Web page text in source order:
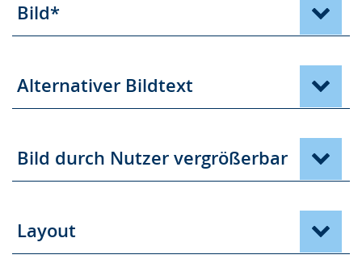
Bild*
Alternativer Bildtext
Bild durch Nutzer vergrößerbar
Layout